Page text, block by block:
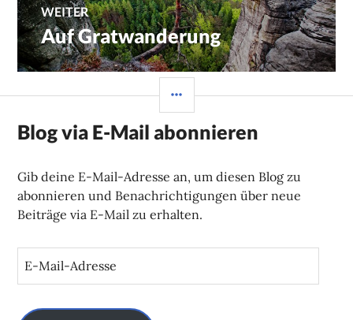
WEITER
Nächster
Beitrag:
Auf Gratwanderung
Blog via E-Mail abonnieren
Gib deine E-Mail-Adresse an, um diesen Blog zu
abonnieren und Benachrichtigungen über neue
Beiträge via E-Mail zu erhalten.